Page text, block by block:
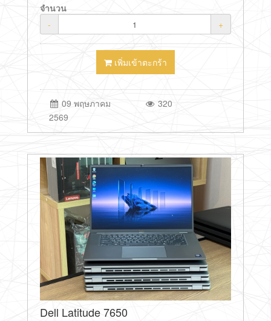
จำนวน
-
+
เพิ่มเข้าตะกร้า
09 พฤษภาคม
2569
320
Dell Latitude 7650